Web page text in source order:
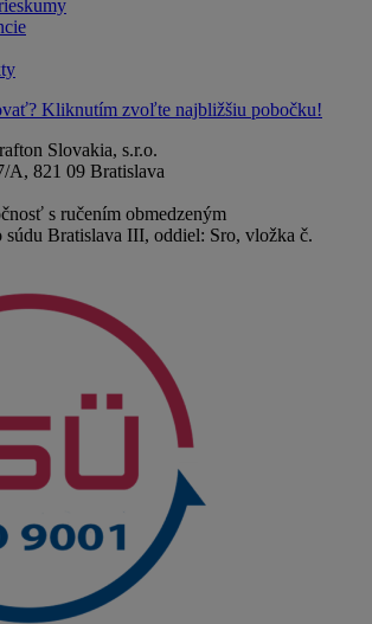
Kliknutím zvoľte najbližšiu pobočku!
Slovakia, s.r.o.
A, 821 09 Bratislava
s ručením obmedzeným
súdu Bratislava III, oddiel: Sro, vložka č.